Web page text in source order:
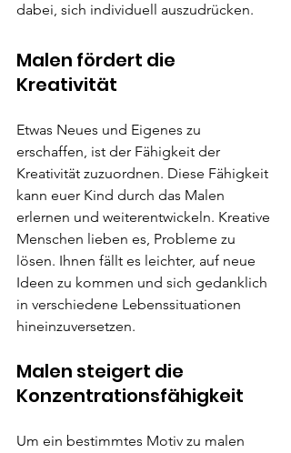
dabei, sich individuell auszudrücken.
Malen fördert die
Kreativität
Etwas Neues und Eigenes zu
erschaffen, ist der Fähigkeit der
Kreativität zuzuordnen. Diese Fähigkeit
kann euer Kind durch das Malen
erlernen und weiterentwickeln. Kreative
Menschen lieben es, Probleme zu
lösen. Ihnen fällt es leichter, auf neue
Ideen zu kommen und sich gedanklich
in verschiedene Lebenssituationen
hineinzuversetzen.
Malen steigert die
Konzentrationsfähigkeit
Um ein bestimmtes Motiv zu malen